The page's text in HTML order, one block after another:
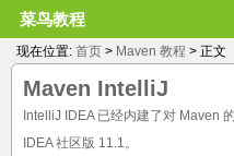
菜鸟教程
现在位置: 首页 > Maven 教程 > 正文
Maven IntelliJ
IntelliJ IDEA 已经内建了对 Maven
IDEA 社区版 11.1。